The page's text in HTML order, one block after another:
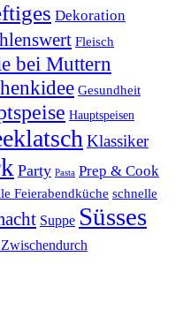
Dekoration
Fleisch
bei Muttern
Gesundheit
Hauptspeisen
Klassiker
Party Pasta Prep & Cook
Feierabendküche schnelle
Suppe Süsses